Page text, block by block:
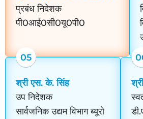
प्रबंध निदेशक
पी0आई0सी0यू0पी0
05
श्री एस. के. सिंह
उप निदेशक
सार्वजनिक उद्यम विभाग ब्यूरो